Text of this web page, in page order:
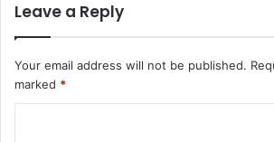
Leave a Reply
Your email address will not be published.
marked *